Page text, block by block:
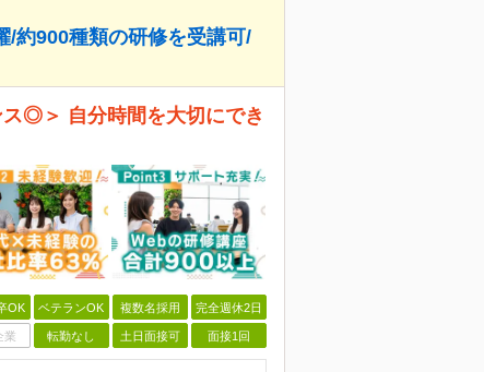
/約900種類の研修を受講可/
◎＞ 自分時間を大切にでき
OK ベテランOK 複数名採用 完全週休2日
業 転勤なし 土日面接可 面接1回